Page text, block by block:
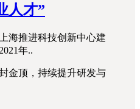
人才”
海推进科技创新中心建
年..